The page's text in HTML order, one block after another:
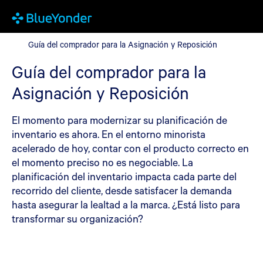
Guía del comprador para la Asignación y Reposición
Guía del comprador para la Asignación y Reposición
Guía del comprador para la
Asignación y Reposición
El momento para modernizar su planificación de
inventario es ahora. En el entorno minorista
acelerado de hoy, contar con el producto correcto en
el momento preciso no es negociable. La
planificación del inventario impacta cada parte del
recorrido del cliente, desde satisfacer la demanda
hasta asegurar la lealtad a la marca. ¿Está listo para
transformar su organización?